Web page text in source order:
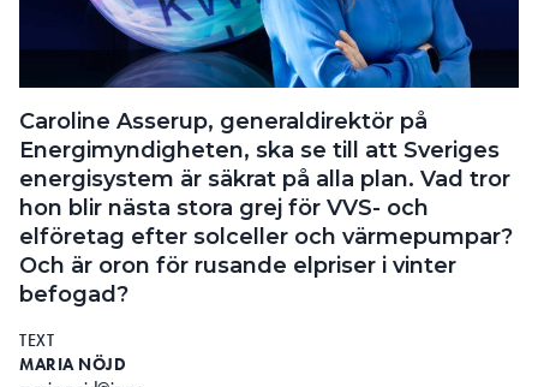
Caroline Asserup, generaldirektör på
Energimyndigheten, ska se till att Sveriges
energisystem är säkrat på alla plan. Vad tror
hon blir nästa stora grej för VVS- och
elföretag efter solceller och värmepumpar?
Och är oron för rusande elpriser i vinter
befogad?
TEXT
MARIA NÖJD